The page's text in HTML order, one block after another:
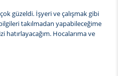
güzeldi. İşyeri ve çalışmak gibi
takılmadan yapabileceğime
hatırlayacağım. Hocalarıma ve